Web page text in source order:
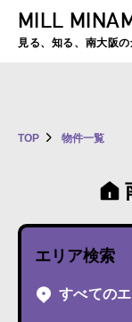
夏季休暇のお知らせ：
MILL
見る、知る、南大阪
TOP 物件一覧
エリア検索
すべての